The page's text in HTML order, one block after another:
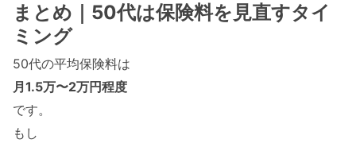
まとめ｜50代は保険料を見直すタイ
ミング
50代の平均保険料は
月1.5万〜2万円程度
です。
もし